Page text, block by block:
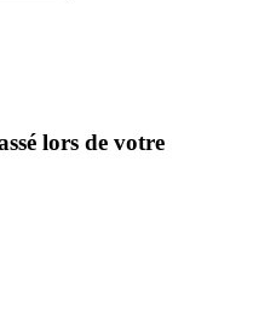
lors de votre